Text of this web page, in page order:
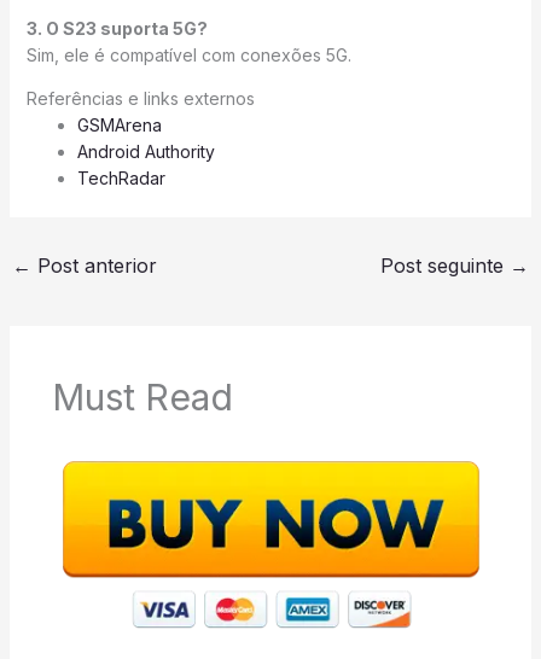
3. O S23 suporta 5G?
Sim, ele é compatível com conexões 5G.
Referências e links externos
GSMArena
Android Authority
TechRadar
← Post anterior Post seguinte →
Must Read